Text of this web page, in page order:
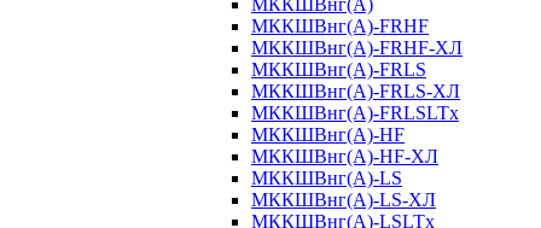
МККШВнг(А)
МККШВнг(А)-FRHF
МККШВнг(А)-FRHF-ХЛ
МККШВнг(А)-FRLS
МККШВнг(А)-FRLS-ХЛ
МККШВнг(А)-FRLSLTx
МККШВнг(А)-HF
МККШВнг(А)-HF-ХЛ
МККШВнг(А)-LS
МККШВнг(А)-LS-ХЛ
МККШВнг(А)-LSLTx